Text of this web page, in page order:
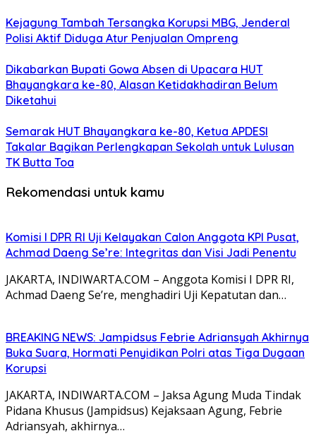
Kejagung Tambah Tersangka Korupsi MBG, Jenderal
Polisi Aktif Diduga Atur Penjualan Ompreng
Dikabarkan Bupati Gowa Absen di Upacara HUT
Bhayangkara ke-80, Alasan Ketidakhadiran Belum
Diketahui
Semarak HUT Bhayangkara ke-80, Ketua APDESI
Takalar Bagikan Perlengkapan Sekolah untuk Lulusan
TK Butta Toa
Rekomendasi untuk kamu
Komisi I DPR RI Uji Kelayakan Calon Anggota KPI Pusat,
Achmad Daeng Se’re: Integritas dan Visi Jadi Penentu
JAKARTA, INDIWARTA.COM – Anggota Komisi I DPR RI,
Achmad Daeng Se’re, menghadiri Uji Kepatutan dan…
BREAKING NEWS: Jampidsus Febrie Adriansyah Akhirnya
Buka Suara, Hormati Penyidikan Polri atas Tiga Dugaan
Korupsi
JAKARTA, INDIWARTA.COM – Jaksa Agung Muda Tindak
Pidana Khusus (Jampidsus) Kejaksaan Agung, Febrie
Adriansyah, akhirnya…